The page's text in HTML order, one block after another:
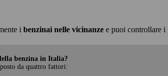
i benzinai nelle vicinanze e puoi controllare i
benzina in Italia?
da quattro fattori: